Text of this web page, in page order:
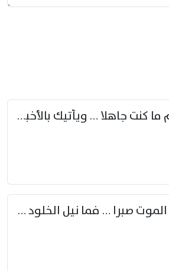
ستبدي لك الأيام ما كنت جاهلا … ويأتيك بالأخبار من لم تزوّد
فصبرا في مجال الموت صبرا … فما نيل الخلود بمستطاع